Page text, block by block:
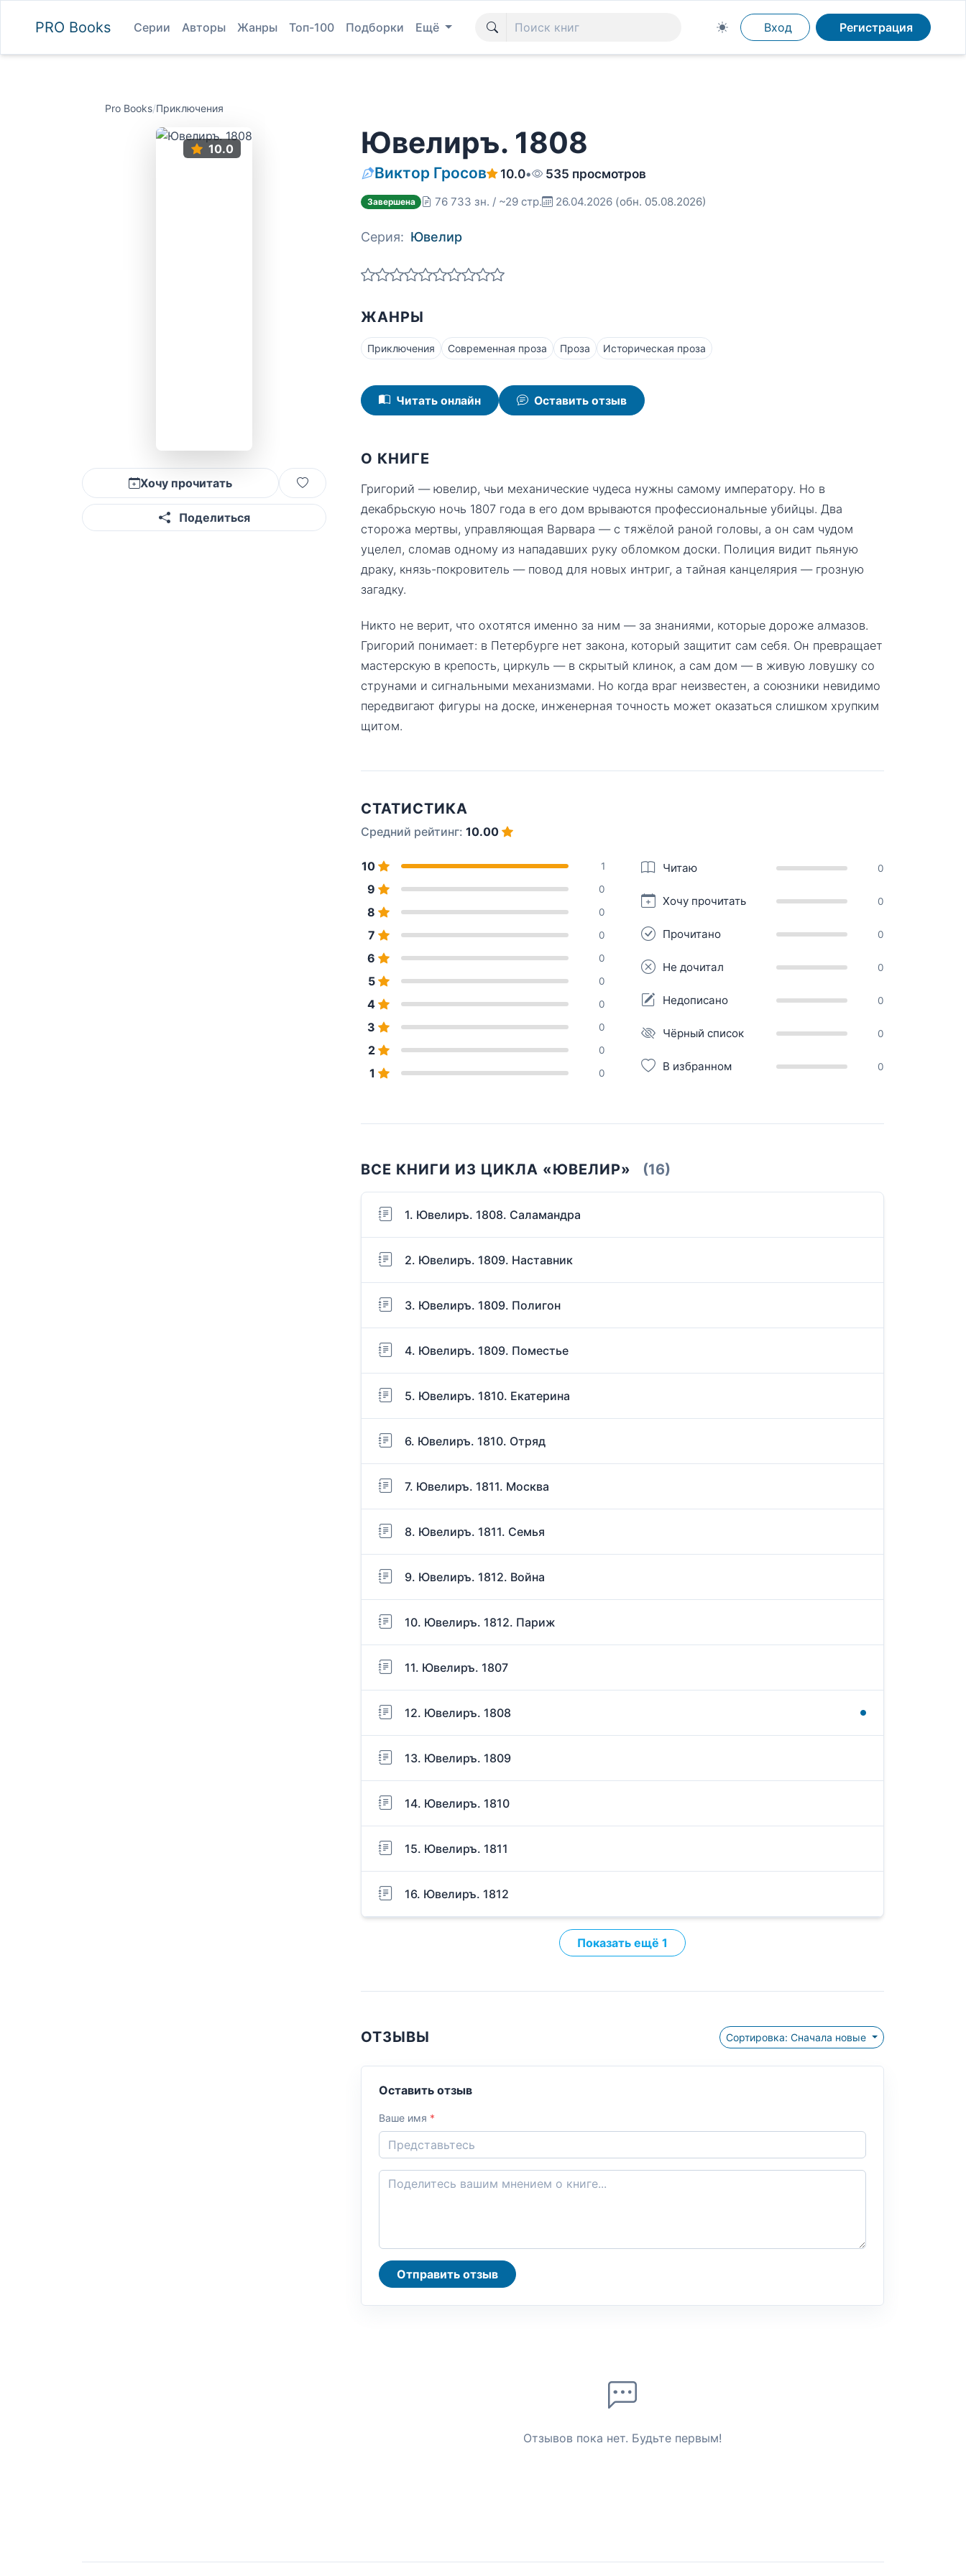
PRO Books Серии Авторы Жанры Топ-100 Подборки Ещё Вход Регистрация
Pro Books/Приключения
10.0
Хочу прочитать
Поделиться
Ювелиръ. 1808
Виктор Гросов 10.0• 535 просмотров
Завершена 76 733 зн. / ~29 стр. 26.04.2026 (обн. 05.08.2026)
Серия: Ювелир
ЖАНРЫ
Приключения Современная проза Проза Историческая проза
Читать онлайн Оставить отзыв
О КНИГЕ
Григорий — ювелир, чьи механические чудеса нужны самому императору. Но в
декабрьскую ночь 1807 года в его дом врываются профессиональные убийцы. Два
сторожа мертвы, управляющая Варвара — с тяжёлой раной головы, а он сам чудом
уцелел, сломав одному из нападавших руку обломком доски. Полиция видит пьяную
драку, князь-покровитель — повод для новых интриг, а тайная канцелярия — грозную
загадку.
Никто не верит, что охотятся именно за ним — за знаниями, которые дороже алмазов.
Григорий понимает: в Петербурге нет закона, который защитит сам себя. Он превращает
мастерскую в крепость, циркуль — в скрытый клинок, а сам дом — в живую ловушку со
струнами и сигнальными механизмами. Но когда враг неизвестен, а союзники невидимо
передвигают фигуры на доске, инженерная точность может оказаться слишком хрупким
щитом.
СТАТИСТИКА
Средний рейтинг: 10.00
10 1
9 0
8 0
7 0
6 0
5 0
4 0
3 0
2 0
1 0
Читаю 0
Хочу прочитать 0
Прочитано 0
Не дочитал 0
Недописано 0
Чёрный список 0
В избранном 0
ВСЕ КНИГИ ИЗ ЦИКЛА «ЮВЕЛИР» (16)
1. Ювелиръ. 1808. Саламандра
2. Ювелиръ. 1809. Наставник
3. Ювелиръ. 1809. Полигон
4. Ювелиръ. 1809. Поместье
5. Ювелиръ. 1810. Екатерина
6. Ювелиръ. 1810. Отряд
7. Ювелиръ. 1811. Москва
8. Ювелиръ. 1811. Семья
9. Ювелиръ. 1812. Война
10. Ювелиръ. 1812. Париж
11. Ювелиръ. 1807
12. Ювелиръ. 1808
13. Ювелиръ. 1809
14. Ювелиръ. 1810
15. Ювелиръ. 1811
16. Ювелиръ. 1812
Показать ещё 1
ОТЗЫВЫ Сортировка: Сначала новые
Оставить отзыв
Ваше имя *
Отправить отзыв
Отзывов пока нет. Будьте первым!